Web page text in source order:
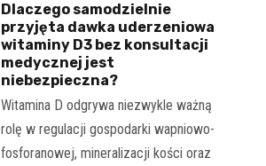
Dlaczego samodzielnie
przyjęta dawka uderzeniowa
witaminy D3 bez konsultacji
medycznej jest
niebezpieczna?
Witamina D odgrywa niezwykle ważną
rolę w regulacji gospodarki wapniowo-
fosforanowej, mineralizacji kości oraz